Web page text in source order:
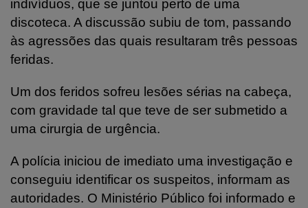
indivíduos, que se juntou perto de uma
discoteca. A discussão subiu de tom, passando
às agressões das quais resultaram três pessoas
feridas.
Um dos feridos sofreu lesões sérias na cabeça,
com gravidade tal que teve de ser submetido a
uma cirurgia de urgência.
A polícia iniciou de imediato uma investigação e
conseguiu identificar os suspeitos, informam as
autoridades. O Ministério Público foi informado e